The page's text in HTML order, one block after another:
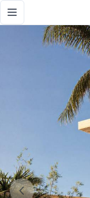
Toggle navigation
Venta de villas de